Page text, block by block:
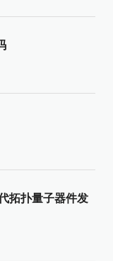
拓扑量子器件发